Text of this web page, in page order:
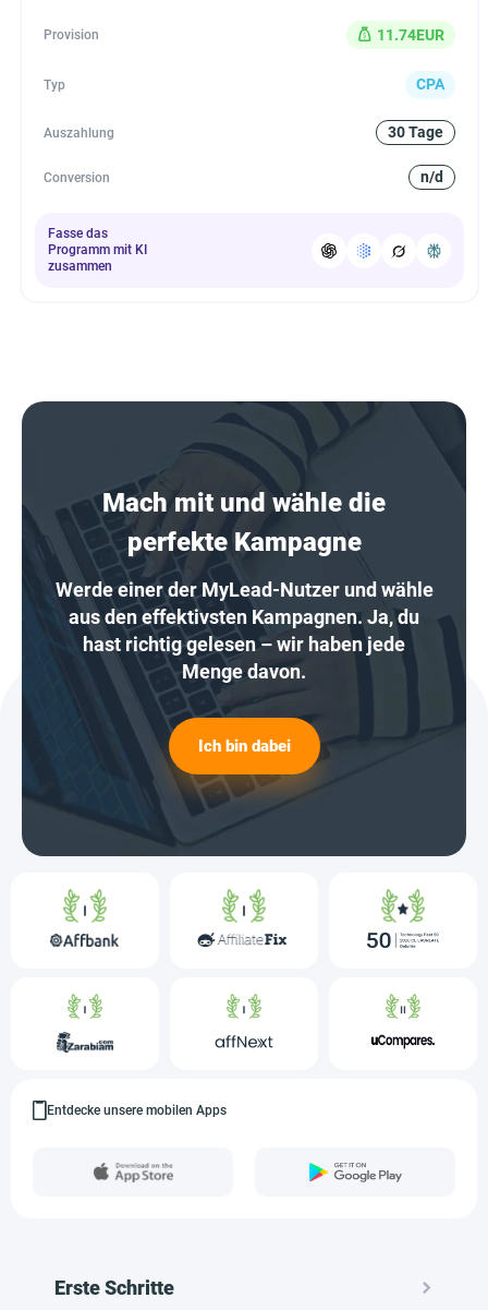
Provision 11.74EUR
Typ CPA
Auszahlung 30 Tage
Conversion n/d
Fasse das
Programm mit KI
zusammen
Mach mit und wähle die
perfekte Kampagne
Werde einer der MyLead-Nutzer und wähle
aus den effektivsten Kampagnen. Ja, du
hast richtig gelesen – wir haben jede
Menge davon.
Ich bin dabei
Entdecke unsere mobilen Apps
Erste Schritte